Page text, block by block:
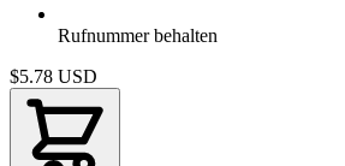
Rufnummer behalten
$5.78 USD